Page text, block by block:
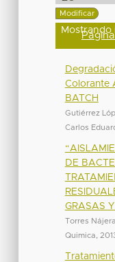
Mostrando
Colorante
BATCH
Gutiérrez
Carlos
DE
GRASAS
Torres
Quimica